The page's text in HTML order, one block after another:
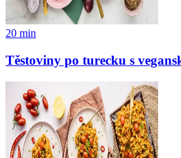
20 min
Těstoviny po turecku s